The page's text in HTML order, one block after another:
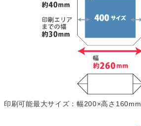
印刷可能最大サイズ：幅200×高さ160mm